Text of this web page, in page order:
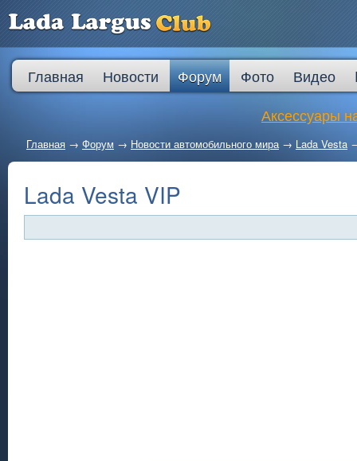
Главная Новости Форум Фото Видео
Аксессуары
Главная → Форум → Новости автомобильного мира→ Lada Vesta
Lada Vesta VIP